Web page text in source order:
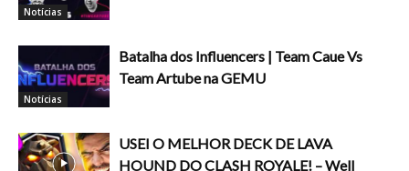
Notícias
Notícias
Batalha dos Influencers | Team Caue Vs
Team Artube na GEMU
USEI O MELHOR DECK DE LAVA
HOUND DO CLASH ROYALE! – Well